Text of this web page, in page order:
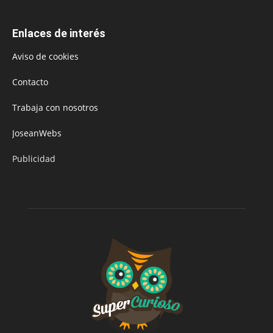
Enlaces de interés
Aviso de cookies
Contacto
Trabaja con nosotros
JoseanWebs
Publicidad